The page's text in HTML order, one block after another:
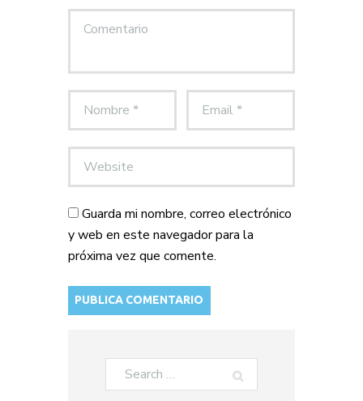
Guarda mi nombre, correo electrónico
y web en este navegador para la
próxima vez que comente.